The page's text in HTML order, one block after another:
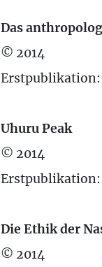
Das
© 2014
Erstpublikation:
Uhuru Peak
© 2014
Erstpublikation:
Die Ethik der
© 2014